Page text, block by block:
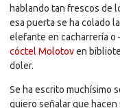
hablando tan frescos de
esa puerta se ha colado
elefante en cacharrería
cóctel Molotoven
doler.
Se ha escrito muchísimo
quiero señalar que